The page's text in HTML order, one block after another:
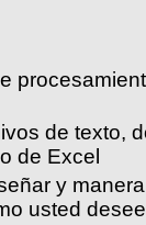
de texto,
de Excel
y
usted desee